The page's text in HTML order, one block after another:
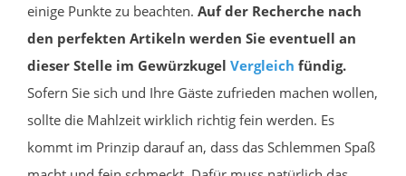
einige Punkte zu beachten. Auf der Recherche nach
den perfekten Artikeln werden Sie eventuell an
dieser Stelle im Gewürzkugel Vergleich fündig.
Sofern Sie sich und Ihre Gäste zufrieden machen wollen,
sollte die Mahlzeit wirklich richtig fein werden. Es
kommt im Prinzip darauf an, dass das Schlemmen Spaß